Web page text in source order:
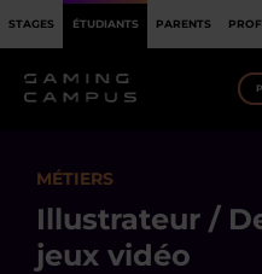
STAGES ÉTUDIANTS PARENTS
MÉTIERS
Illustrateur /
jeux vidéo